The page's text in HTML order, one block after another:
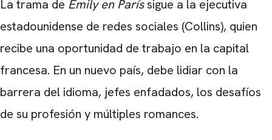
La trama de Emily en Paríssigue a la ejecutiva
estadounidense de redes sociales (Collins), quien
recibe una oportunidad de trabajo en la capital
francesa. En un nuevo país, debe lidiar con la
barrera del idioma, jefes enfadados, los desafíos
de su profesión y múltiples romances.